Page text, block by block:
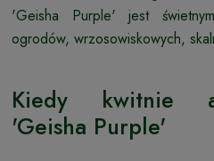
'Geisha Purple' jest
ogrodów, wrzosowiskowych,
Kiedy kwitnie
'Geisha Purple'